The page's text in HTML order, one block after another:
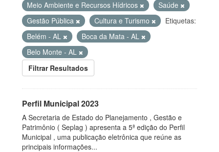
Meio Ambiente e Recursos Hídricos
Saúde
Gestão Pública
Cultura e Turismo
Etiquetas:
Belém - AL
Boca da Mata - AL
Belo Monte - AL
Filtrar Resultados
Perfil Municipal 2023
A Secretaria de Estado do Planejamento , Gestão e
Patrimônio ( Seplag ) apresenta a 5ª edição do Perfil
Municipal , uma publicação eletrônica que reúne as
principais informações...